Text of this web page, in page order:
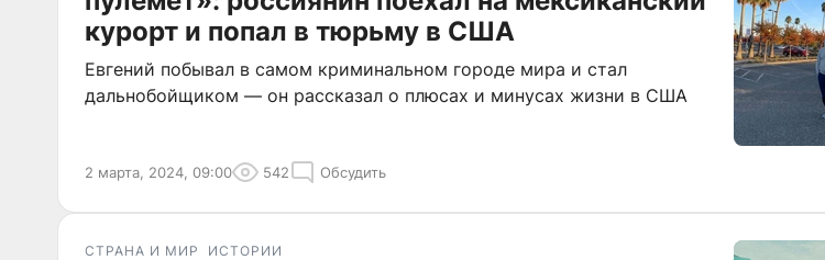
курорт и попал в тюрьму в США
Евгений побывал в самом криминальном городе мира и стал
дальнобойщиком — он рассказал о плюсах и минусах жизни в США
2 марта, 2024, 09:00 542 Обсудить
СТРАНА И МИР ИСТОРИИ